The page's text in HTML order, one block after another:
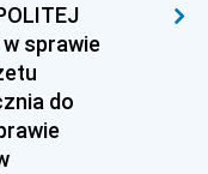
1937
w sprawie
do